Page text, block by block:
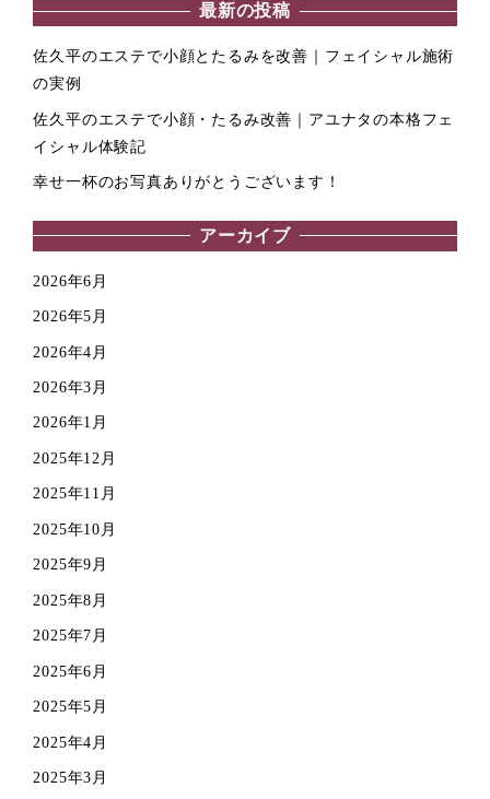
最新の投稿
佐久平のエステで小顔とたるみを改善｜フェイシャル施術
の実例
佐久平のエステで小顔・たるみ改善｜アユナタの本格フェ
イシャル体験記
幸せ一杯のお写真ありがとうございます！
アーカイブ
2026年6月
2026年5月
2026年4月
2026年3月
2026年1月
2025年12月
2025年11月
2025年10月
2025年9月
2025年8月
2025年7月
2025年6月
2025年5月
2025年4月
2025年3月